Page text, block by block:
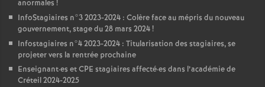
anormales !
InfoStagiaires n°3 2023-2024 : Colère face au mépris du nouveau
gouvernement, stage du 28 mars 2024!
Infostagiaires n°4 2023-2024 : Titularisation des stagiaires, se
projeter vers la rentrée prochaine
Enseignant·es etCPE stagiaires affecté·es dans l’académie de
Créteil 2024-2025